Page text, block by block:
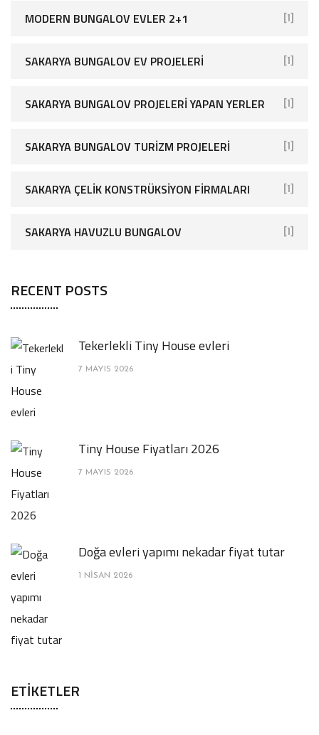
MODERN BUNGALOV EVLER 2+1 [1]
SAKARYA BUNGALOV EV PROJELERI [1]
SAKARYA BUNGALOV PROJELERI YAPAN YERLER [1]
SAKARYA BUNGALOV TURIZM PROJELERI [1]
SAKARYA ÇELIK KONSTRÜKSIYON FIRMALARI [1]
SAKARYA HAVUZLU BUNGALOV [1]
RECENT POSTS
Tekerlekli Tiny House evleri
7 MAYIS 2026
Tiny House Fiyatları 2026
7 MAYIS 2026
Doğa evleri yapımı nekadar fiyat tutar
1 NISAN 2026
ETIKETLER